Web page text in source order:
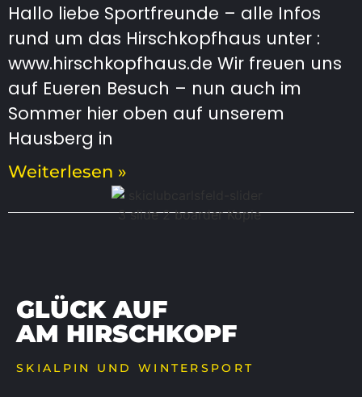
Hallo liebe Sportfreunde – alle Infos
rund um das Hirschkopfhaus unter :
www.hirschkopfhaus.de Wir freuen uns
auf Eueren Besuch – nun auch im
Sommer hier oben auf unserem
Hausberg in
Weiterlesen »
GLÜCK AUF
AM HIRSCHKOPF
SKIALPIN UND WINTERSPORT